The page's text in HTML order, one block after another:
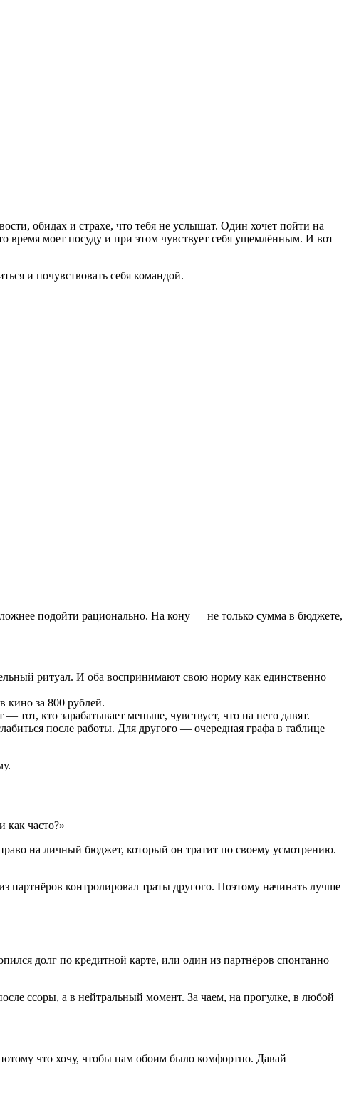
обидах и страхе, что тебя не услышат. Один хочет пойти на
время моет посуду и при этом чувствует себя ущемлённым. И вот
и почувствовать себя командой.
подойти рационально. На кону — не только сумма в бюджете,
ритуал. И оба воспринимают свою норму как единственно
кино за 800 рублей.
тот, кто зарабатывает меньше, чувствует, что на него давят.
после работы. Для другого — очередная графа в таблице
как часто?»
на личный бюджет, который он тратит по своему усмотрению.
контролировал траты другого. Поэтому начинать лучше
долг по кредитной карте, или один из партнёров спонтанно
ссоры, а в нейтральный момент. За чаем, на прогулке, в любой
что хочу, чтобы нам обоим было комфортно. Давай